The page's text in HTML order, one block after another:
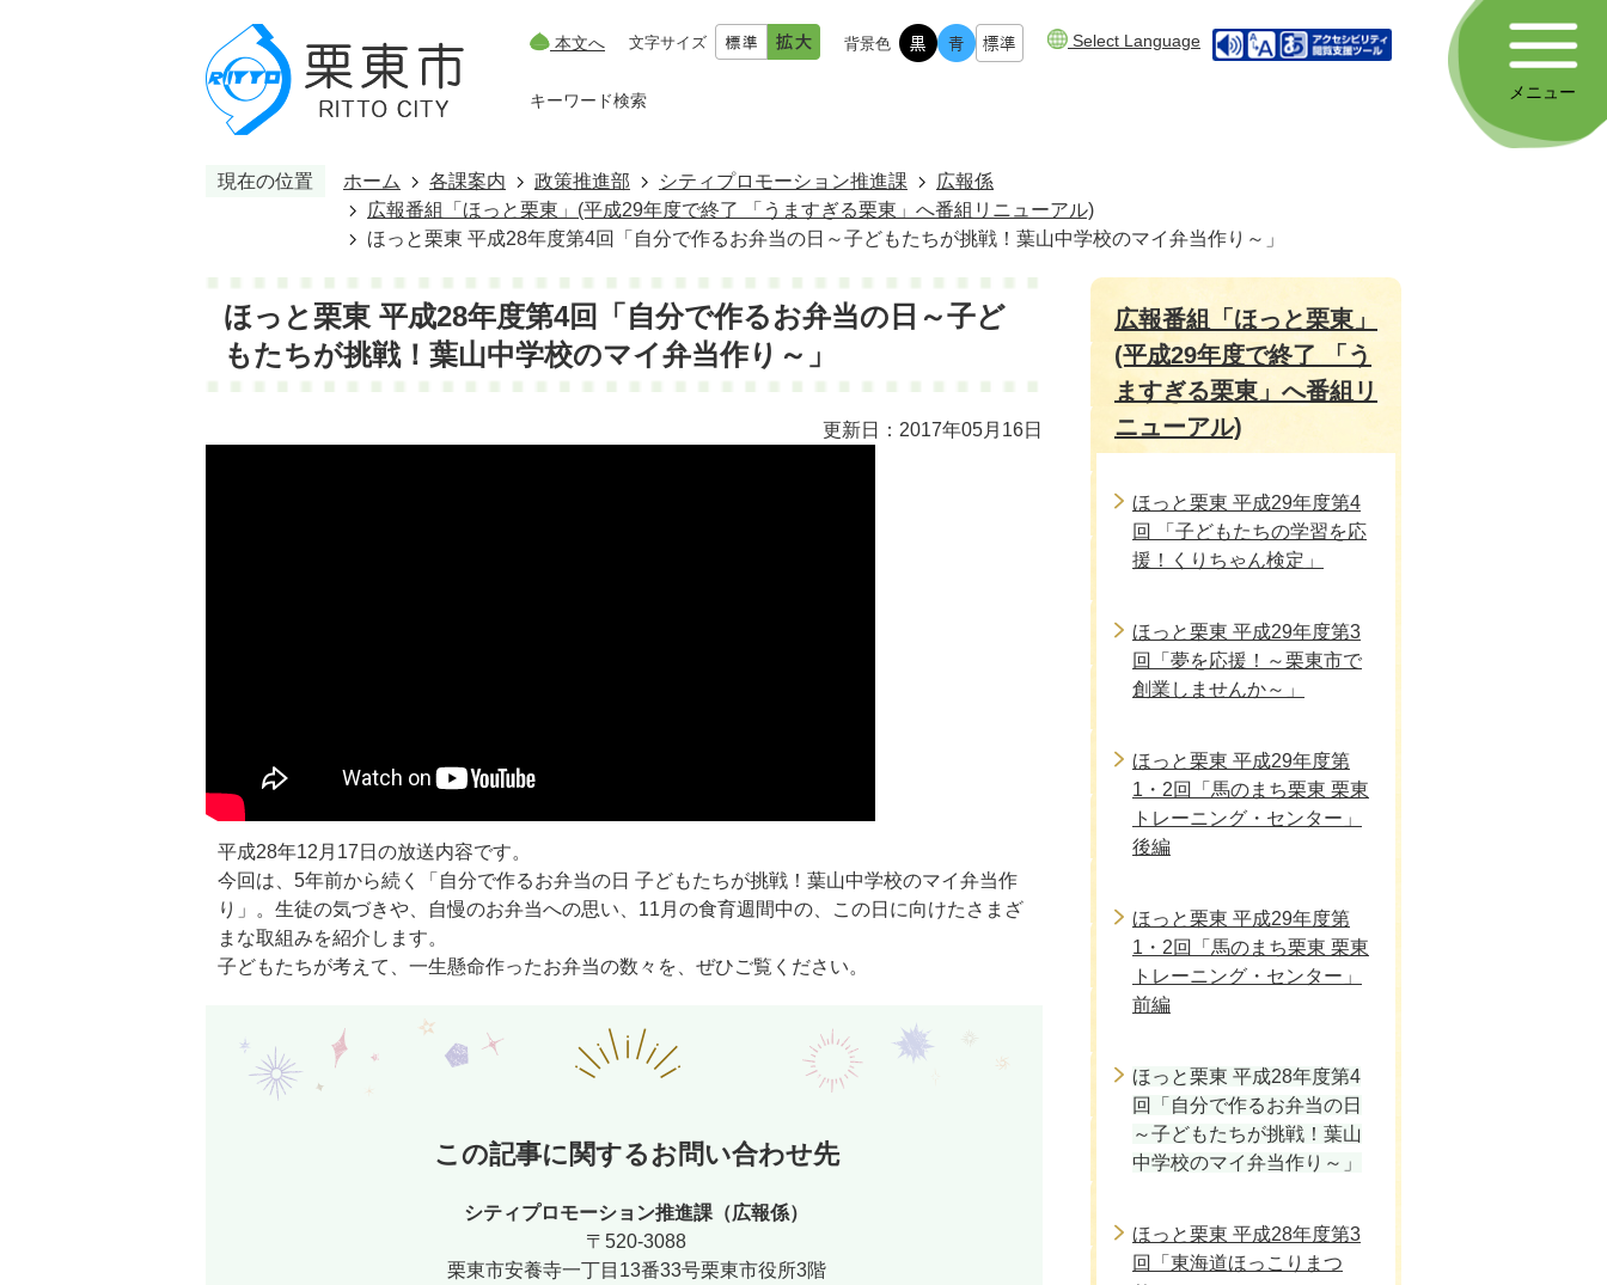
本文へ 文字サイズ 背景色 Select Language
キーワード検索 メニュー
現在の位置 ホーム 各課案内 政策推進部 シティプロモーション推進課
広報係
広報番組「ほっと栗東」(平成29年度で終了 「うますぎる栗東」へ番組リニューアル)
ほっと栗東 平成28年度第4回「自分で作るお弁当の日～子どもたちが挑戦！葉山中学校のマイ弁当作り～」
ほっと栗東 平成28年度第4回「自分で作るお弁当の日～子ど
もたちが挑戦！葉山中学校のマイ弁当作り～」
更新日：2017年05月16日
平成28年12月17日の放送内容です。
今回は、5年前から続く「自分で作るお弁当の日 子どもたちが挑戦！葉山中学校のマイ弁当作
り」。生徒の気づきや、自慢のお弁当への思い、11月の食育週間中の、この日に向けたさまざ
まな取組みを紹介します。
子どもたちが考えて、一生懸命作ったお弁当の数々を、ぜひご覧ください。
この記事に関するお問い合わせ先
シティプロモーション推進課（広報係）
〒520-3088
栗東市安養寺一丁目13番33号栗東市役所3階
広報番組「ほっと栗東」
(平成29年度で終了 「う
ますぎる栗東」へ番組リ
ニューアル)
ほっと栗東 平成29年度第4
回 「子どもたちの学習を応
援！くりちゃん検定」
ほっと栗東 平成29年度第3
回「夢を応援！～栗東市で
創業しませんか～」
ほっと栗東 平成29年度第
1・2回「馬のまち栗東 栗東
トレーニング・センター」
後編
ほっと栗東 平成29年度第
1・2回「馬のまち栗東 栗東
トレーニング・センター」
前編
ほっと栗東 平成28年度第4
回「自分で作るお弁当の日
～子どもたちが挑戦！葉山
中学校のマイ弁当作り～」
ほっと栗東 平成28年度第3
回「東海道ほっこりまつ